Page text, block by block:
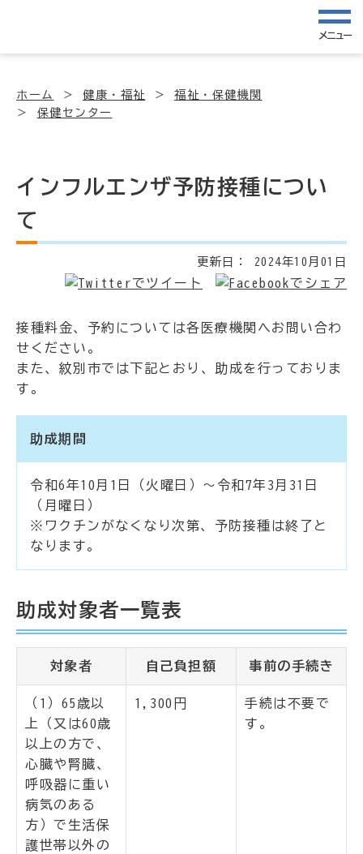
メニュー
ホーム 健康・福祉
福祉・保健機関
保健センター
インフルエンザ予防接種につい
て
更新日： 2024年10月01日
接種料金、予約については各医療機関へお問い合わ
せください。
また、紋別市では下記とおり、助成を行っておりま
す。
助成期間
令和6年10月1日（火曜日）～令和7年3月31日
（月曜日）
※ワクチンがなくなり次第、予防接種は終了と
なります。
助成対象者一覧表
対象者 自己負担額 事前の手続き
（1）65歳以
上（又は60歳
以上の方で、
心臓や腎臓、
呼吸器に重い
病気のある
方）で生活保
護世帯以外の
1,300円
手続は不要で
す。